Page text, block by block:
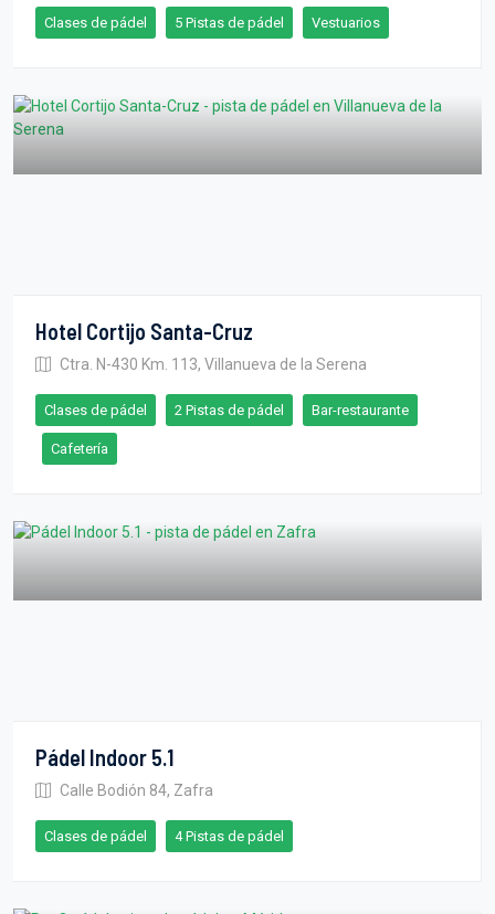
Clases de pádel 5 Pistas de pádel Vestuarios
Hotel Cortijo Santa-Cruz
Ctra. N-430 Km. 113, Villanueva de la Serena
Clases de pádel 2 Pistas de pádel Bar-restaurante
Cafetería
Pádel Indoor 5.1
Calle Bodión 84, Zafra
Clases de pádel 4 Pistas de pádel